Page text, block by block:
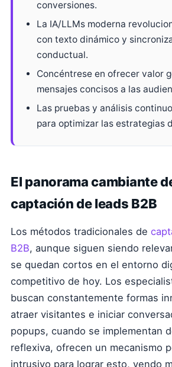
conversiones.
La IA/LLMs moderna
con texto dinámico y
conductual.
Concéntrese en ofrecer valor
mensajes concisos a las
Las pruebas y análisis
para optimizar las estrategias
El panorama cambiante
captación de leads B2B
Los métodos tradicionales de
B2B, aunque siguen siendo
se quedan cortos en el entorno
competitivo de hoy. Los
buscan constantemente formas
atraer visitantes e iniciar
popups, cuando se implementan
reflexiva, ofrecen un mecanismo
intrusivo para lograr esto, yendo